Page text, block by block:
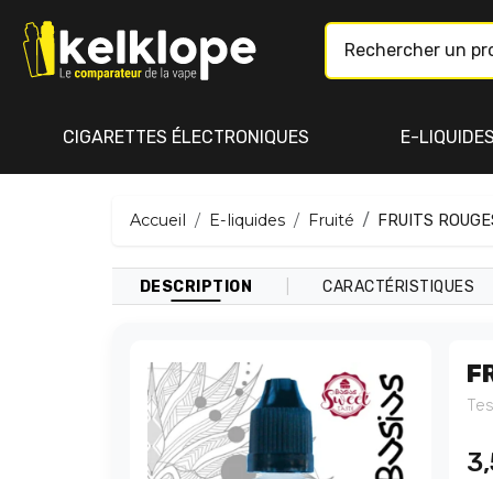
CIGARETTES ÉLECTRONIQUES E-
Accueil E-liquides Fruité FRUITS
DESCRIPTION CARACTÉRISTIQUES